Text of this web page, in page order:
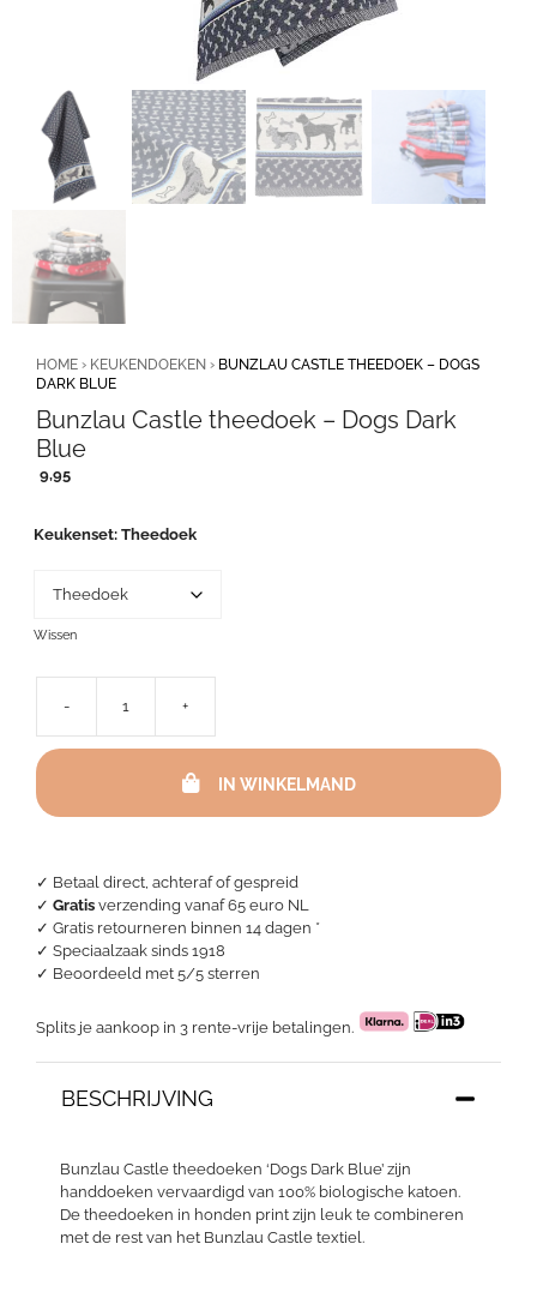
✓ Betaal direct, achteraf of gespreid
✓ Gratis verzending vanaf 65 euro NL
✓ Gratis retourneren binnen 14 dagen *
✓ Speciaalzaak sinds 1918
✓ Beoordeeld met 5/5 sterren
Splits je aankoop in 3 rente-vrije betalingen.
HOME › KEUKENDOEKEN › BUNZLAU CASTLE THEEDOEK – DOGS
DARK BLUE
Bunzlau Castle theedoek – Dogs Dark
Blue
9,95
BESCHRIJVING
Bunzlau Castle theedoeken ‘Dogs Dark Blue’ zijn
handdoeken vervaardigd van 100% biologische katoen.
De theedoeken in honden print zijn leuk te combineren
met de rest van het Bunzlau Castle textiel.
Keukenset Theedoek
Wissen
-
Castle
aantal
+
IN WINKELMAND